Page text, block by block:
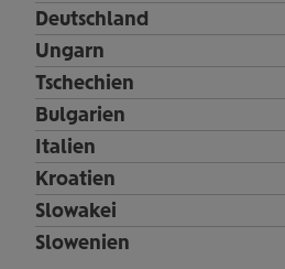
Deutschland
Ungarn
Tschechien
Bulgarien
Italien
Kroatien
Slowakei
Slowenien